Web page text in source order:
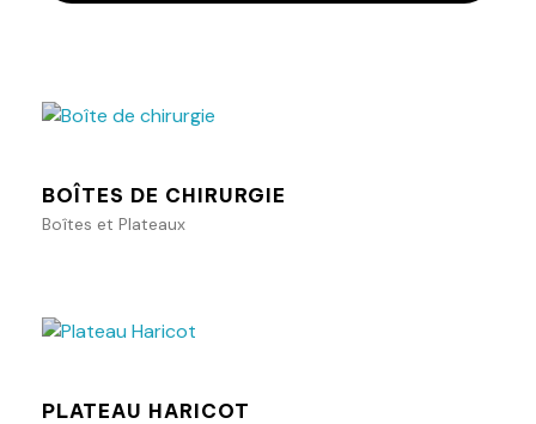
BOÎTES DE CHIRURGIE
Boîtes et Plateaux
PLATEAU HARICOT